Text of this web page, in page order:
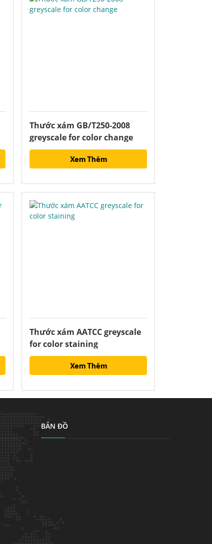
Thước xám GB/T250-2008
greyscale for color change
Xem Thêm
Thước xám AATCC greyscale
for color staining
Xem Thêm
BẢN ĐỒ